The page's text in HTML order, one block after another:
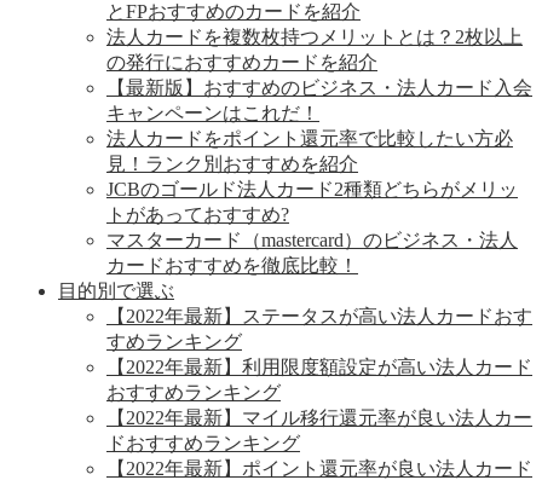
とFPおすすめのカードを紹介
法人カードを複数枚持つメリットとは？2枚以上
の発行におすすめカードを紹介
【最新版】おすすめのビジネス・法人カード入会
キャンペーンはこれだ！
法人カードをポイント還元率で比較したい方必
見！ランク別おすすめを紹介
JCBのゴールド法人カード2種類どちらがメリッ
トがあっておすすめ?
マスターカード（mastercard）のビジネス・法人
カードおすすめを徹底比較！
目的別で選ぶ
【2022年最新】ステータスが高い法人カードおす
すめランキング
【2022年最新】利用限度額設定が高い法人カード
おすすめランキング
【2022年最新】マイル移行還元率が良い法人カー
ドおすすめランキング
【2022年最新】ポイント還元率が良い法人カード